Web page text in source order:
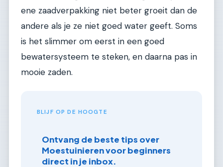
ene zaadverpakking niet beter groeit dan de
andere als je ze niet goed water geeft. Soms
is het slimmer om eerst in een goed
bewatersysteem te steken, en daarna pas in
mooie zaden.
BLIJF OP DE HOOGTE
Ontvang de beste tips over
Moestuinieren voor beginners
direct in je inbox.